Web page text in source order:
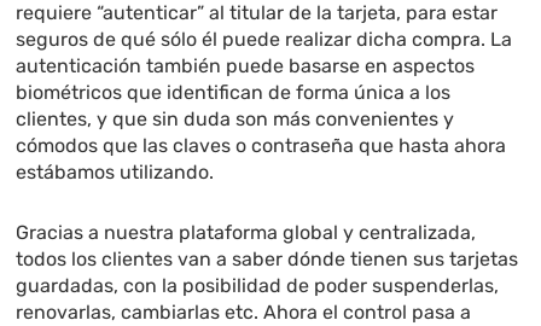
requiere “autenticar” al titular de la tarjeta, para estar
seguros de qué sólo él puede realizar dicha compra. La
autenticación también puede basarse en aspectos
biométricos que identifican de forma única a los
clientes, y que sin duda son más convenientes y
cómodos que las claves o contraseña que hasta ahora
estábamos utilizando.
Gracias a nuestra plataforma global y centralizada,
todos los clientes van a saber dónde tienen sus tarjetas
guardadas, con la posibilidad de poder suspenderlas,
renovarlas, cambiarlas etc. Ahora el control pasa a